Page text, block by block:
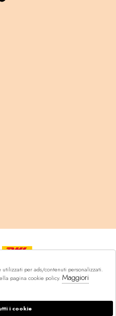
Powered by
per ads/contenuti personalizzati.
pagina cookie policy. Maggiori
i cookie